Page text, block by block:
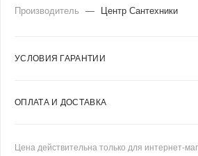
Производитель — Центр Сантехники
УСЛОВИЯ ГАРАНТИИ
ОПЛАТА И ДОСТАВКА
Цена действительна только для интернет-